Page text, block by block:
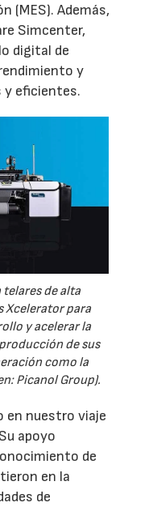
(MES). Además,
Simcenter,
digital de
y
y eficientes.
de alta
Xcelerator para
y acelerar la
de sus
como la
Picanol Group).
en nuestro viaje
apoyo
de
en la
de